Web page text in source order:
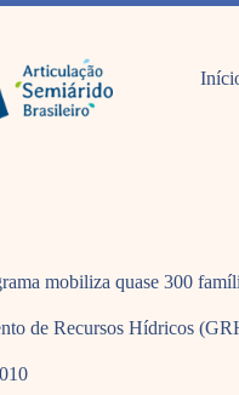
mobiliza quase 300
de Recursos Hídricos